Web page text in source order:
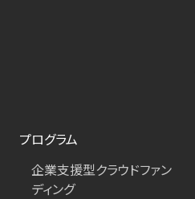
プログラム
企業支援型クラウドファン
ディング